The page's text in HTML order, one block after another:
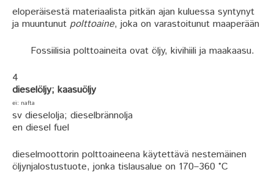
eloperäisestä materiaalista pitkän ajan kuluessa syntynyt
ja muuntunut polttoaine, joka on varastoitunut maaperään
Fossiilisia polttoaineita ovat öljy, kivihiili ja maakaasu.
4
dieselöljy; kaasuöljy
ei: nafta
sv dieselolja; dieselbrännolja
en diesel fuel
dieselmoottorin polttoaineena käytettävä nestemäinen
öljynjalostustuote, jonka tislausalue on 170–360 °C